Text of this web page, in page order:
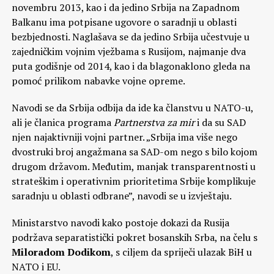
novembru 2013, kao i da jedino Srbija na Zapadnom
Balkanu ima potpisane ugovore o saradnji u oblasti
bezbjednosti. Naglašava se da jedino Srbija učestvuje u
zajedničkim vojnim vježbama s Rusijom, najmanje dva
puta godišnje od 2014, kao i da blagonaklono gleda na
pomoć prilikom nabavke vojne opreme.
Navodi se da Srbija odbija da ide ka članstvu u NATO-u,
ali je članica programaPartnerstva za miri da su SAD
njen najaktivniji vojni partner. „Srbija ima više nego
dvostruki broj angažmana sa SAD-om nego s bilo kojom
drugom državom. Međutim, manjak transparentnosti u
strateškim i operativnim prioritetima Srbije komplikuje
saradnju u oblasti odbrane”, navodi se u izvještaju.
Ministarstvo navodi kako postoje dokazi da Rusija
podržava separatistički pokret bosanskih Srba, na čelu s
Miloradom Dodikom, s ciljem da spriječi ulazak BiH u
NATO i EU.